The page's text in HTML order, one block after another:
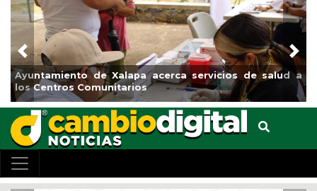
de Xalapa acerca servicios de salud a
Centros Comunitarios
el
Previous